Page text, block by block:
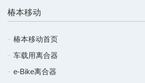
椿本移动
椿本移动首页
车载用离合器
e-Bike离合器